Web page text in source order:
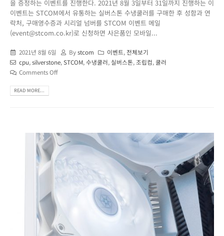
을 증정하는 이벤트를 진행한다. 2021년 8월 3일부터 31일까지 진행하는 이
이벤트는 STCOM에서 유통하는 실버스톤 수냉쿨러를 구매한 후 성함과 연
락처, 구매영수증과 시리얼 넘버를 STCOM 이벤트 메일
(event@stcom.co.kr)로 신청하면 사은품인 모바일...
2021년 8월 6일 Bystcom 이벤트, 전체보기
cpu,silverstone,STCOM,수냉쿨러, 실버스톤, 조립컴,쿨러
Comments Off
READ MORE...